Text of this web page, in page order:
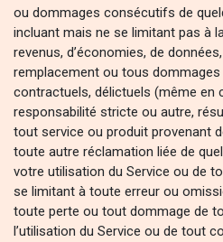
ou dommages consécutifs de
incluant mais ne se limitant pas à
revenus, d’économies, de
remplacement ou tous dommages
contractuels, délictuels (même en
responsabilité stricte ou autre,
tout service ou produit provenant
toute autre réclamation liée de
votre utilisation du Service ou de
se limitant à toute erreur ou
toute perte ou tout dommage de
l’utilisation du Service ou de tout